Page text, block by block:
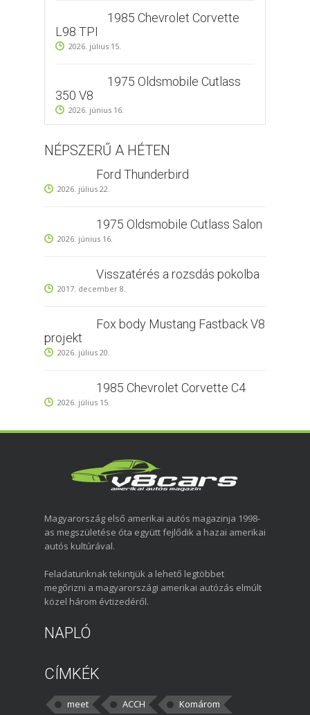
1985 Chevrolet Corvette
L98 TPI
2026. július 15.
1975 Oldsmobile Cutlass
350 V8
2026. június 16.
NÉPSZERŰ A HÉTEN
Ford Thunderbird
2026. július 22.
1975 Oldsmobile Cutlass Salon
2026. június 16.
Visszatérés a rozsdás pokolba
2017. december 8.
Fox body Mustang Fastback V8
projekt
2026. július 20.
1985 Chevrolet Corvette C4
2026. július 15.
Magyarország első amerikai autós magazinja 1998-
as megszületése óta együtt fejlődik a hazai amerikai
autós kultúrával.
Feladatunknak tekintjük a lehető legtöbbet
megőrizni a magyarországi amerikai autózás elmúlt
közel három évtizedéről.
NAPLÓ
CÍMKÉK
meet ACCH Komárom